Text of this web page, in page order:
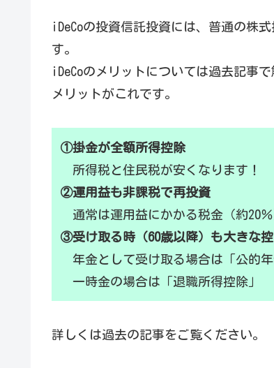
iDeCoの投資信託投資には、普通の株
す。
iDeCoのメリットについては過去記事
メリットがこれです。
①掛金が全額所得控除
所得税と住民税が安くなります！
②運用益も非課税で再投資
通常は運用益にかかる税金（約20％
③受け取る時（60歳以降）も大きな
年金として受け取る場合は「公的年
一時金の場合は「退職所得控除」
詳しくは過去の記事をご覧ください。